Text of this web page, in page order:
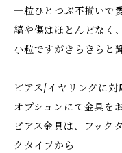
一粒ひとつぶ不揃いで
縞や傷はほとんどなく
小粒ですがきらきらと
ピアス/イヤリングに対
オプションにて金具を
ピアス金具は、フック
クタイプから